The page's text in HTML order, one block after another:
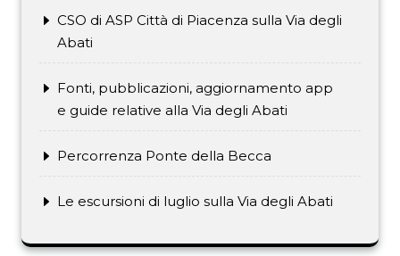
CSO di ASP Città di Piacenza sulla Via degli
Abati
Fonti, pubblicazioni, aggiornamento app
e guide relative alla Via degli Abati
Percorrenza Ponte della Becca
Le escursioni di luglio sulla Via degli Abati